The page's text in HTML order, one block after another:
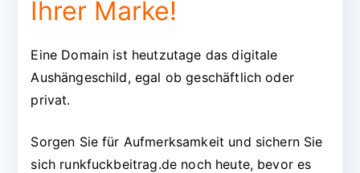
Ihrer Marke!
Eine Domain ist heutzutage das digitale
Aushängeschild, egal ob geschäftlich oder
privat.
Sorgen Sie für Aufmerksamkeit und sichern Sie
sich runkfuckbeitrag.de noch heute, bevor es